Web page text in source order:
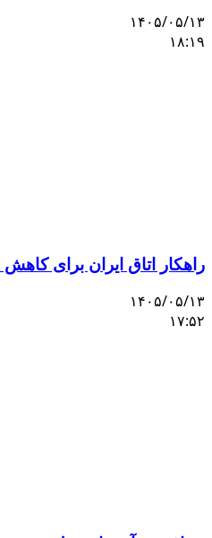
۱۴۰۵/۰۵/۱۳
۱۸:۱۹
راهکار اتاق ایران برای
۱۴۰۵/۰۵/۱۳
۱۷:۵۲